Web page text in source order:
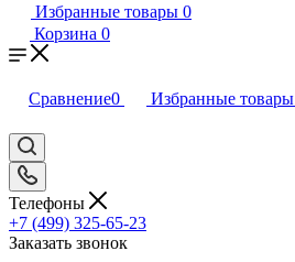
Избранные товары 0
Корзина 0
Сравнение0 Избранные товары
Телефоны
+7 (499) 325-65-23
Заказать звонок